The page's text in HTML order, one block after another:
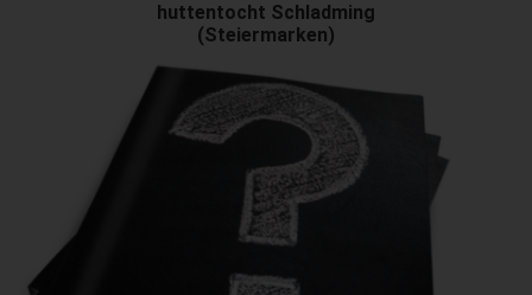
huttentocht Schladming
(Steiermarken)